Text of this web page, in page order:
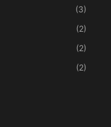
(3)
(2)
(2)
(2)